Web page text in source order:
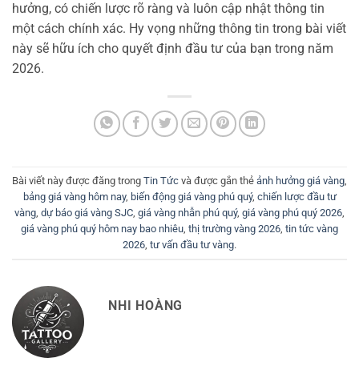
hưởng, có chiến lược rõ ràng và luôn cập nhật thông tin
một cách chính xác. Hy vọng những thông tin trong bài viết
này sẽ hữu ích cho quyết định đầu tư của bạn trong năm
2026.
Bài viết này được đăng trong Tin Tức và được gắn thẻ ảnh hưởng giá vàng
bảng giá vàng hôm nay, biến động giá vàng phú quý, chiến lược đầu tư
vàng dự báo giá vàng SJC giá vàng nhẫn phú quý, giá vàng phú quý 2026
giá vàng phú quý hôm nay bao nhiêu thị trường vàng 2026 tin tức vàng
2026 tư vấn đầu tư vàng.
NHI HOÀNG